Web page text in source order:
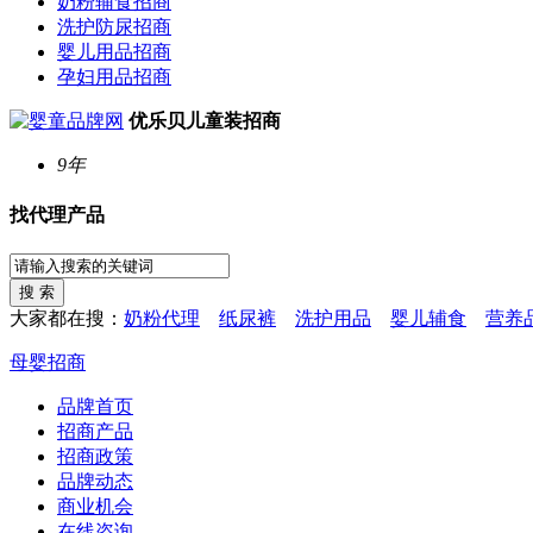
洗护防尿招商
婴儿用品招商
孕妇用品招商
优乐贝儿童装招商
9年
找代理产品
大家都在搜： 奶粉代理 纸尿裤 洗护用品 婴儿辅食 营养
母婴招商
品牌首页
招商产品
招商政策
品牌动态
商业机会